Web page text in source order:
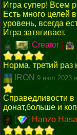
Игра супер! Всем
Есть много целей
уровень, всегда
Игра затягивает.
[
] Creator [ ]
Норма, третий раз
IRON 9 июл 2023
Справедливости в
донат,больше и
[
] Hanzo